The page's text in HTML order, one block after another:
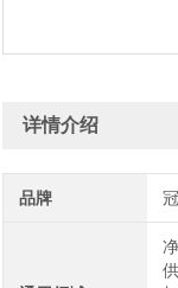
详情介绍
品牌